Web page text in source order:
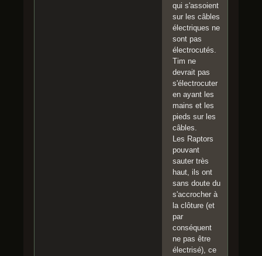
qui s'assoient
sur les câbles
électriques ne
sont pas
électrocutés.
Tim ne
devrait pas
s'électrocuter
en ayant les
mains et les
pieds sur les
câbles.
Les Raptors
pouvant
sauter très
haut, ils ont
sans doute du
s'accrocher à
la clôture (et
par
conséquent
ne pas être
électrisé), ce